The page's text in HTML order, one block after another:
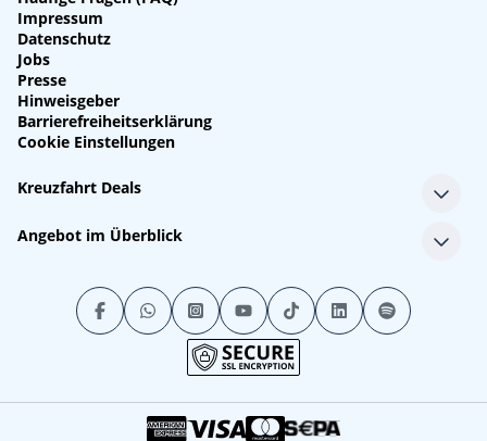
Impressum
Datenschutz
Jobs
Presse
Hinweisgeber
Barrierefreiheitserklärung
Cookie Einstellungen
Kreuzfahrt Deals
Single-Kreuzfahrten
Kreuzfahrt mit Kindern
Minikreuzfahrten
Stornokabinen
Luxuskreuzfahrten
Angebot im Überblick
Alle Schiffe
Alle Reiseziele
Kreuzfahrtpakete